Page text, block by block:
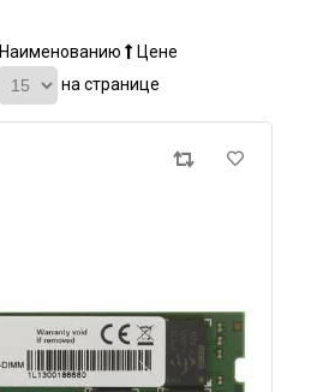
Наименованию
Цене
на странице